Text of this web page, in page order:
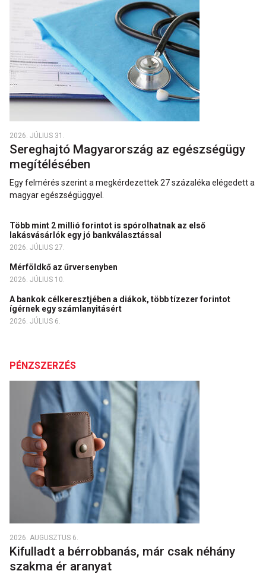
2026. JÚLIUS 31.
Sereghajtó Magyarország az egészségügy
megítélésében
Egy felmérés szerint a megkérdezettek 27 százaléka elégedett a
magyar egészségüggyel.
Több mint 2 millió forintot is spórolhatnak az első
lakásvásárlók egy jó bankválasztással
2026. JÚLIUS 27.
Mérföldkő az űrversenyben
2026. JÚLIUS 10.
A bankok célkeresztjében a diákok, több tízezer forintot
ígérnek egy számlanyitásért
2026. JÚLIUS 6.
PÉNZSZERZÉS
2026. AUGUSZTUS 6.
Kifulladt a bérrobbanás, már csak néhány
szakma ér aranyat